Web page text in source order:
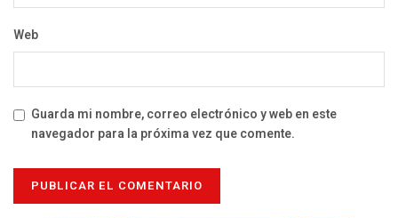
Web
Guarda mi nombre, correo electrónico y web en este
navegador para la próxima vez que comente.